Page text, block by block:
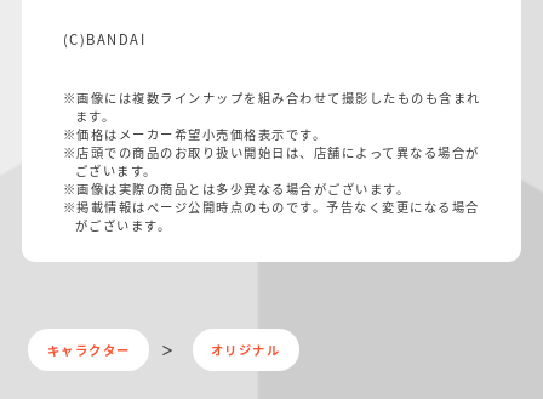
(C)BANDAI
※画像には複数ラインナップを組み合わせて撮影したものも含まれ
ます。
※価格はメーカー希望小売価格表示です。
※店頭での商品のお取り扱い開始日は、店舗によって異なる場合が
ございます。
※画像は実際の商品とは多少異なる場合がございます。
※掲載情報はページ公開時点のものです。予告なく変更になる場合
がございます。
キャラクター オリジナル